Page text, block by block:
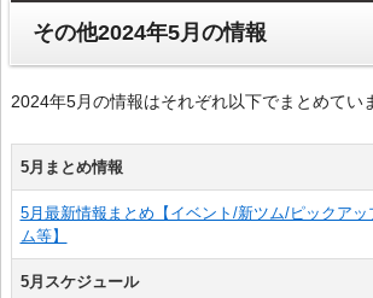
その他2024年5月の情報
2024年5月の情報はそれぞれ以下でまとめてい
5月まとめ情報
5月最新情報まとめ【イベント/新ツム/ピックア
ム等】
5月スケジュール